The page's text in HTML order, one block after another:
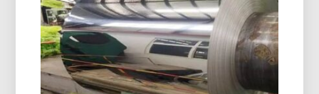
8021 il foglio di alluminio formato a freddo è
progettato per imballaggi in blister esigenti,
offrendo un'eccezionale resistenza all'umidità,
Ottima formabilità, e una protezione affidabile
della durata di conservazione.